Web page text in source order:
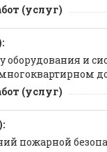
(услуг)
и
(услуг)
пожарной